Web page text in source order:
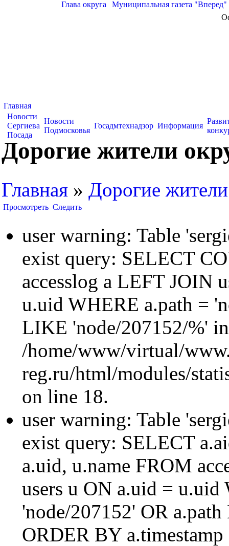
Глава округа Муниципальная газета "Вперед"
Главная
Новости
Сергиева
Посада
Новости
Подмосковья
Госадмтехнадзор Информация
Дорогие жители
Главная » Дорогие
Просмотреть Следить
user warning: Table
exist query: SELECT
accesslog a LEFT JOIN
u.uid WHERE a.path =
LIKE 'node/207152/%' in
/home/www/virtual/
reg.ru/html/modules/
on line 18.
user warning: Table
exist query: SELECT
a.uid, u.name FROM
users u ON a.uid = u.uid
'node/207152' OR
ORDER BY